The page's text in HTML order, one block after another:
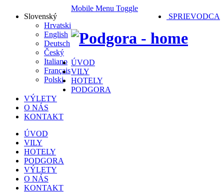
Slovenský
Hrvatski
English
Deutsch
Český
Italiano
Français
Polski
SPRIEVODCA
Mobile Menu Toggle
ÚVOD
VILY
HOTELY
PODGORA
VÝLETY
O NÁS
KONTAKT
ÚVOD
VILY
HOTELY
PODGORA
VÝLETY
O NÁS
KONTAKT